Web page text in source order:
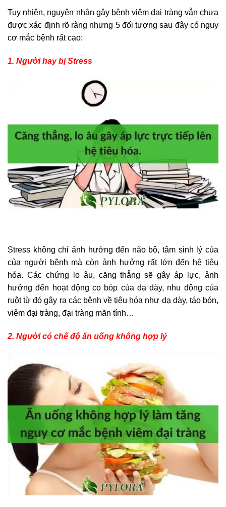
Tuy nhiên, nguyên nhân gây bệnh viêm đại tràng vẫn chưa
được xác định rõ ràng nhưng 5 đối tượng sau đây có nguy
cơ mắc bệnh rất cao:
1. Người hay bị Stress
Stress không chỉ ảnh hưởng đến não bộ, tâm sinh lý của
của người bệnh mà còn ảnh hưởng rất lớn đến hệ tiêu
hóa. Các chứng lo âu, căng thẳng sẽ gây áp lực, ảnh
hưởng đến hoạt động co bóp của dạ dày, nhu động của
ruột từ đó gây ra các bệnh về tiêu hóa như dạ dày, táo bón,
viêm đại tràng, đại tràng mãn tính…
2. Người có chế độ ăn uống không hợp lý